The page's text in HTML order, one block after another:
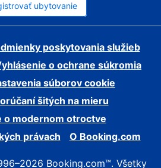
ubytovanie
poskytovania služieb
o ochrane súkromia
súborov cookie
šitých na mieru
o modernom otroctve
právach
O Booking.com
Booking.com™. Všetky